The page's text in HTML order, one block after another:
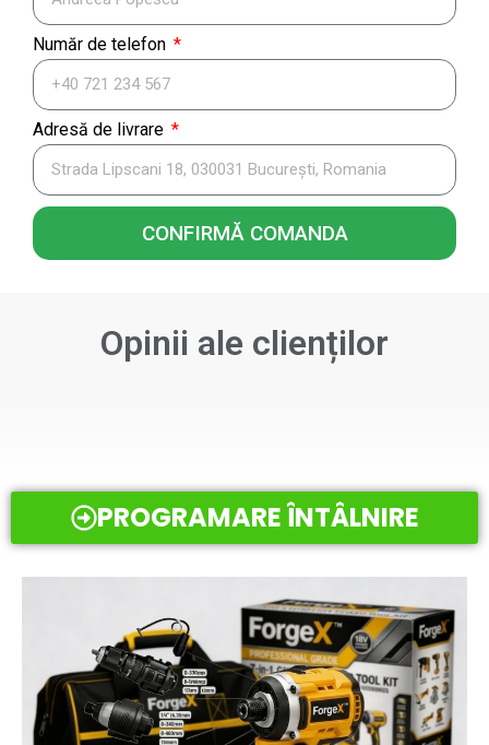
Număr de telefon
Adresă de livrare
CONFIRMĂ COMANDA
Opinii ale clienților
PROGRAMARE ÎNTÂLNIRE